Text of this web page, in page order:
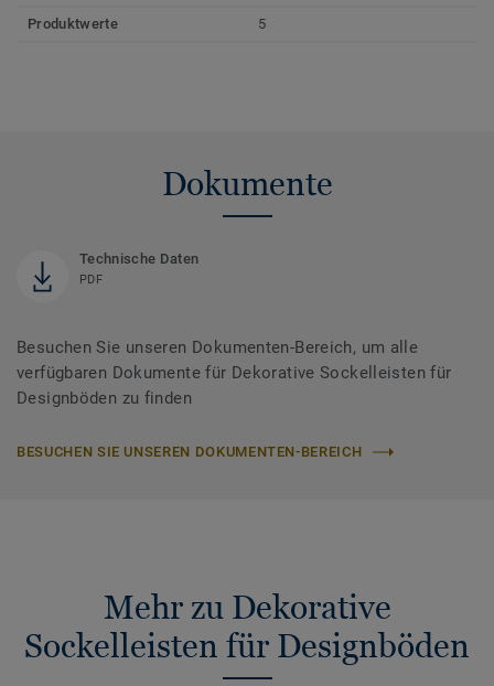
Produktwerte 5
Dokumente
Technische Daten
PDF
Besuchen Sie unseren Dokumenten-Bereich, um alle
verfügbaren Dokumente für Dekorative Sockelleisten für
Designböden zu finden
BESUCHEN SIE UNSEREN DOKUMENTEN-BEREICH
Mehr zu Dekorative
Sockelleisten für Designböden